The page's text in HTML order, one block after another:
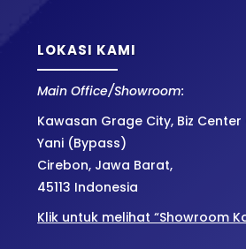
LOKASI KAMI
Main Office/Showroom:
Kawasan Grage City, Biz Center
Yani (Bypass)
Cirebon, Jawa Barat,
45113 Indonesia
Klik untuk melihat “Showroom